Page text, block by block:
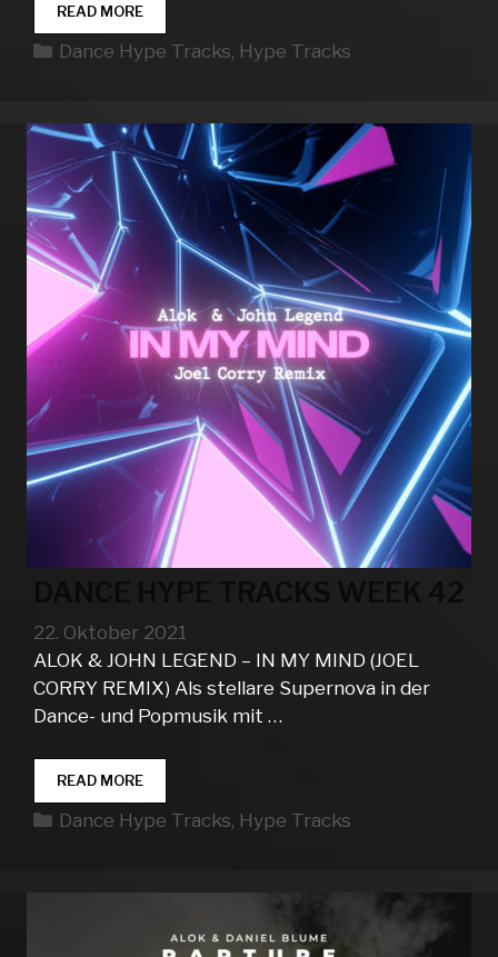
READ MOREDANCE
HYPE
TRACKS
Kategorien
Dance Hype Tracks, Hype Tracks
22. Oktober 2021
ALOK & JOHN LEGEND – IN MY MIND (JOEL
CORRY REMIX) Als stellare Supernova in der
Dance- und Popmusik mit …
READ MOREDANCE
HYPE
TRACKS
Kategorien
Dance Hype Tracks, Hype Tracks